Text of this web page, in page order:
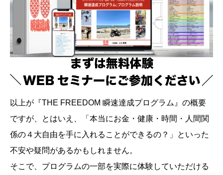
以上が『THE FREEDOM 瞬速達成プログラム』の概要
ですが、とはいえ、「本当にお金・健康・時間・人間関
係の４大自由を手に入れることができるの？」といった
不安や疑問があるかもしれません。
そこで、プログラムの一部を実際に体験していただける